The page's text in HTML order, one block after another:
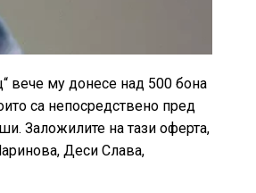
вече му донесе над 500 бона
са непосредствено пред
Заложилите на тази оферта,
Деси Слава,